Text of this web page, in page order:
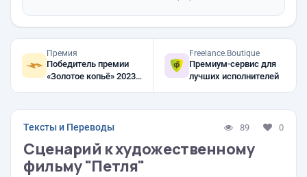
Премия
Победитель премии
«Золотое копьё» 2023,
Freelance.Boutique
Премиум-сервис для
лучших исполнителей
Тексты и Переводы 89 0
Сценарий к художественному
фильму "Петля"